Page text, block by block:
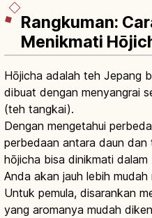
Rangkuman:
Menikmati
Hōjicha adalah teh Jepang
dibuat dengan menyangrai
(teh tangkai).
Dengan mengetahui
perbedaan antara daun
hōjicha bisa dinikmati
Anda akan jauh lebih
Untuk pemula, disarankan
yang aromanya mudah